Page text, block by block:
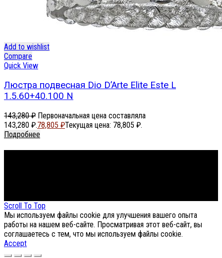
Add to wishlist
Compare
Quick View
Люстра подвесная Dio D’Arte Elite Este L
1.5.60+40.100 N
143,280₽ Первоначальная цена составляла
143,280 ₽.78,805 ₽Текущая цена: 78,805 ₽.
Подробнее
Scroll To Top
Мы используем файлы cookie для улучшения вашего опыта
работы на нашем веб-сайте. Просматривая этот веб-сайт, вы
соглашаетесь с тем, что мы используем файлы cookie.
Accept